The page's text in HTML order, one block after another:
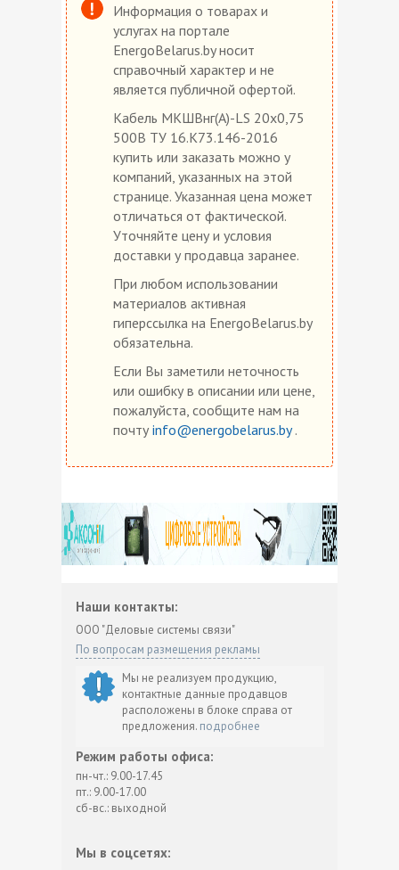
Информация о товарах и
услугах на портале
EnergoBelarus.by носит
справочный характер и не
является публичной офертой.
Кабель МКШВнг(А)-LS 20х0,75
500В ТУ 16.К73.146-2016
купить или заказать можно у
компаний, указанных на этой
странице. Указанная цена может
отличаться от фактической.
Уточняйте цену и условия
доставки у продавца заранее.
При любом использовании
материалов активная
гиперссылка на EnergoBelarus.by
обязательна.
Если Вы заметили неточность
или ошибку в описании или цене,
пожалуйста, сообщите нам на
почту info@energobelarus.by.
Наши контакты:
ООО "Деловые системы связи"
По вопросам размещения рекламы
Мы не реализуем продукцию,
контактные данные продавцов
расположены в блоке справа от
предложения. подробнее
Режим работы офиса:
пн-чт.: 9.00-17.45
пт.: 9.00-17.00
сб-вс.: выходной
Мы в соцсетях: